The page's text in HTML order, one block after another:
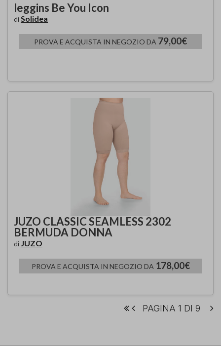
leggins Be You Icon
diSolidea
PROVA E ACQUISTA IN NEGOZIO DA 79,00€
JUZO CLASSIC SEAMLESS 2302
BERMUDA DONNA
di JUZO
PROVA E ACQUISTA IN NEGOZIO DA 178,00€
PAGINA 1 DI 9